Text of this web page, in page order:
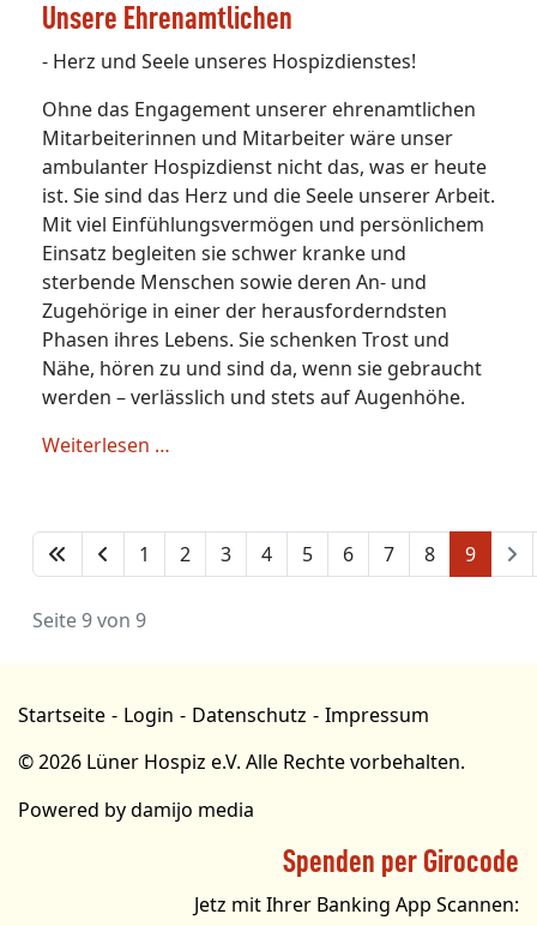
Unsere Ehrenamtlichen
- Herz und Seele unseres Hospizdienstes!
Ohne das Engagement unserer ehrenamtlichen
Mitarbeiterinnen und Mitarbeiter wäre unser
ambulanter Hospizdienst nicht das, was er heute
ist. Sie sind das Herz und die Seele unserer Arbeit.
Mit viel Einfühlungsvermögen und persönlichem
Einsatz begleiten sie schwer kranke und
sterbende Menschen sowie deren An- und
Zugehörige in einer der herausforderndsten
Phasen ihres Lebens. Sie schenken Trost und
Nähe, hören zu und sind da, wenn sie gebraucht
werden – verlässlich und stets auf Augenhöhe.
Weiterlesen …
1 2 3 4 5 6 7 8 9
Seite 9 von 9
Startseite Login Datenschutz
Impressum
© 2026 Lüner Hospiz e.V. Alle Rechte vorbehalten.
Powered bydamijo media
Spenden per Girocode
Jetz mit Ihrer Banking App Scannen: